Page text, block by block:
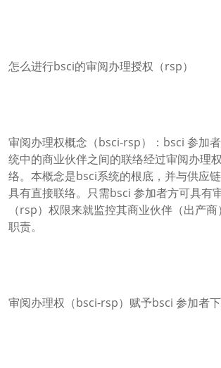
怎么进行bsci的审阅办理授权（rsp）
审阅办理权概念（bsci-rsp）：bsci 参加
统中的商业伙伴之间的联络经过审阅办理
络。本概念是bsci系统的根底，并与供应
具有直接联络。只需bsci 参加者方可具有
（rsp）权限来就监控其商业伙伴（出产
职责。
审阅办理权（bsci-rsp）赋予bsci 参加者下